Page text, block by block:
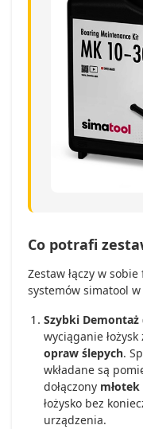
Co potrafi
Zestaw łączy w
systemów simatool
Szybki Demontaż
wyciąganie
opraw ślepych.
wkładane są
dołączony
łożysko bez
urządzenia.